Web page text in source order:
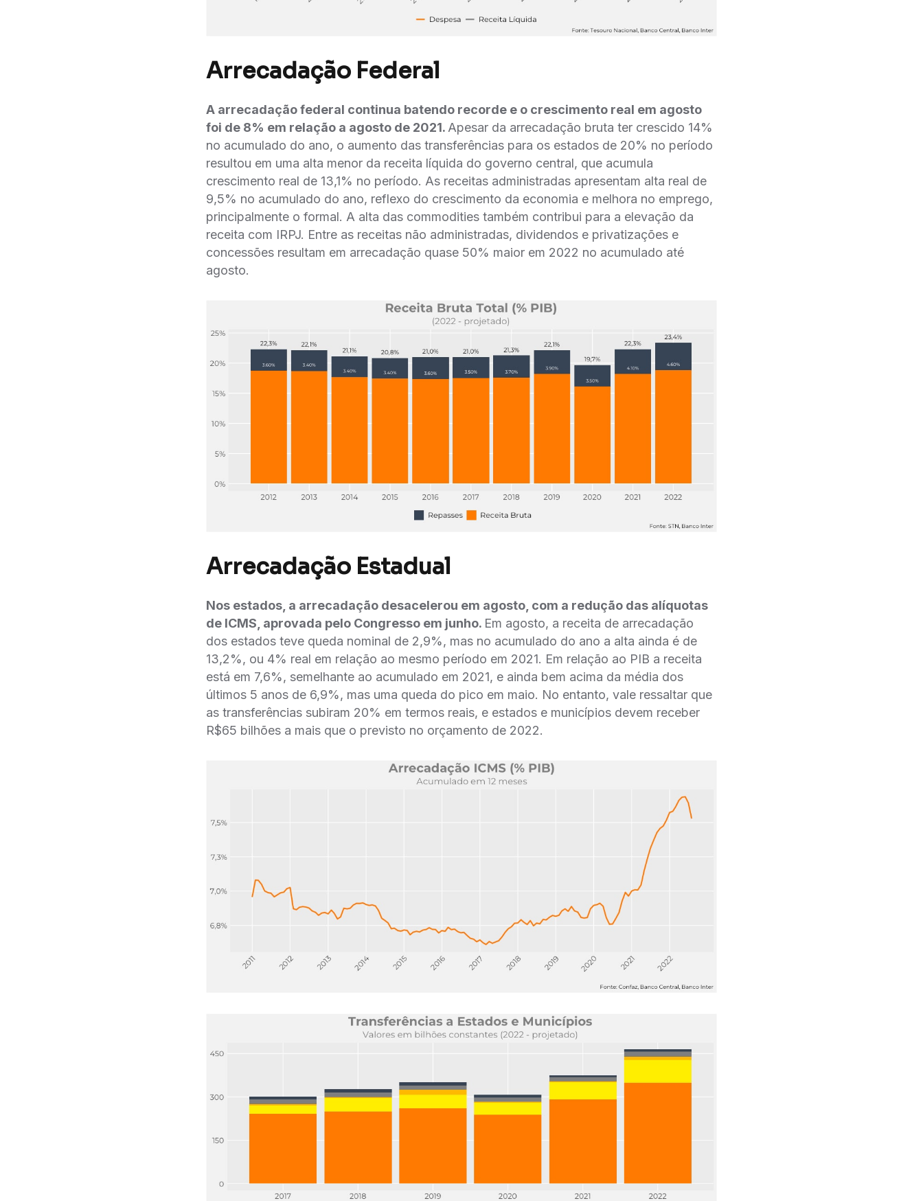
Arrecadação Federal
A arrecadação federal continua batendo recorde e o crescimento real em agosto
foi de 8% em relação a agosto de 2021.Apesar da arrecadação bruta ter crescido 14%
no acumulado do ano, o aumento das transferências para os estados de 20% no período
resultou em uma alta menor da receita líquida do governo central, que acumula
crescimento real de 13,1% no período. As receitas administradas apresentam alta real de
9,5% no acumulado do ano, reflexo do crescimento da economia e melhora no emprego,
principalmente o formal. A alta das commodities também contribui para a elevação da
receita com IRPJ. Entre as receitas não administradas, dividendos e privatizações e
concessões resultam em arrecadação quase 50% maior em 2022 no acumulado até
agosto.
Arrecadação Estadual
Nos estados, a arrecadação desacelerou em agosto, com a redução das alíquotas
de ICMS, aprovada pelo Congresso em junho. Em agosto, a receita de arrecadação
dos estados teve queda nominal de 2,9%, mas no acumulado do ano a alta ainda é de
13,2%, ou 4% real em relação ao mesmo período em 2021. Em relação ao PIB a receita
está em 7,6%, semelhante ao acumulado em 2021, e ainda bem acima da média dos
últimos 5 anos de 6,9%, mas uma queda do pico em maio. No entanto, vale ressaltar que
as transferências subiram 20% em termos reais, e estados e municípios devem receber
R$65 bilhões a mais que o previsto no orçamento de 2022.